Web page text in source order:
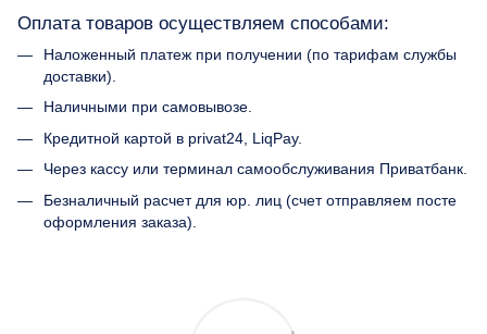
Оплата товаров осуществляем способами:
Наложенный платеж при получении (по тарифам службы
доставки).
Наличными при самовывозе.
Кредитной картой в privat24, LiqPay.
Через кассу или терминал самообслуживания Приватбанк.
Безналичный расчет для юр. лиц (счет отправляем посте
оформления заказа).